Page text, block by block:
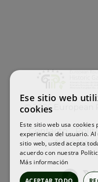
©2026 European
Contacto
Aviso legal
Ese sitio web
cookies
Este sitio web usa cookies
experiencia del usuario.
sitio web, usted acepta
acuerdo con nuestra
Más información